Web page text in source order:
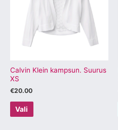
Calvin Klein kampsun. Suurus
XS
€20.00
Vali
Valikuid
saab
tootelehel.